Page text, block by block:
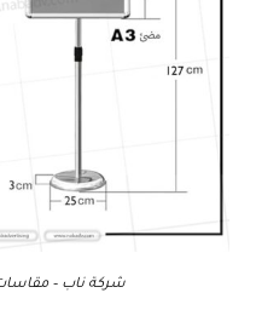
شركة ناب – مقاسات